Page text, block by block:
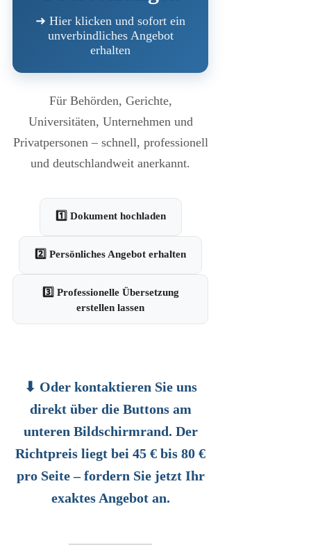
➜ Hier klicken und sofort ein
unverbindliches Angebot
erhalten
Für Behörden, Gerichte,
Universitäten, Unternehmen und
Privatpersonen – schnell, professionell
und deutschlandweit anerkannt.
1️⃣ Dokument hochladen
2️⃣ Persönliches Angebot erhalten
3️⃣ Professionelle Übersetzung
erstellen lassen
⬇ Oder kontaktieren Sie uns
direkt über die Buttons am
unteren Bildschirmrand. Der
Richtpreis liegt bei 45 € bis 80 €
pro Seite – fordern Sie jetzt Ihr
exaktes Angebot an.